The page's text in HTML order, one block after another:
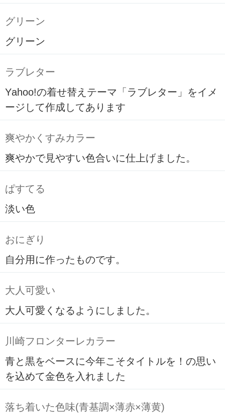
グリーン
グリーン
ラブレター
Yahoo!の着せ替えテーマ「ラブレター」をイメ
ージして作成してあります
爽やかくすみカラー
爽やかで見やすい色合いに仕上げました。
ぱすてる
淡い色
おにぎり
自分用に作ったものです。
大人可愛い
大人可愛くなるようにしました。
川崎フロンターレカラー
青と黒をベースに今年こそタイトルを！の思い
を込めて金色を入れました
落ち着いた色味(青基調×薄赤×薄黄)